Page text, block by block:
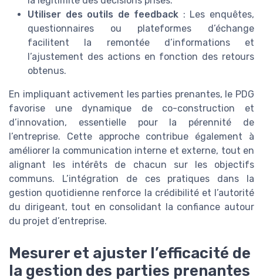
Utiliser des outils de feedback : Les enquêtes,
questionnaires ou plateformes d’échange
facilitent la remontée d’informations et
l’ajustement des actions en fonction des retours
obtenus.
En impliquant activement les parties prenantes, le PDG
favorise une dynamique de co-construction et
d’innovation, essentielle pour la pérennité de
l’entreprise. Cette approche contribue également à
améliorer la communication interne et externe, tout en
alignant les intérêts de chacun sur les objectifs
communs. L’intégration de ces pratiques dans la
gestion quotidienne renforce la crédibilité et l’autorité
du dirigeant, tout en consolidant la confiance autour
du projet d’entreprise.
Mesurer et ajuster l’efficacité de
la gestion des parties prenantes